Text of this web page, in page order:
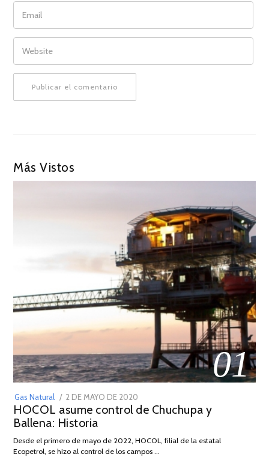
EMAIL
WEBSITE
Más Vistos
01
Gas Natural
POSTED
ON
2 DE MAYO DE 2020
DE
2026
HOCOL asume control de Chuchupa y
Ballena: Historia
Desde el primero de mayo de 2022, HOCOL, filial de la estatal
Ecopetrol, se hizo al control de los campos …